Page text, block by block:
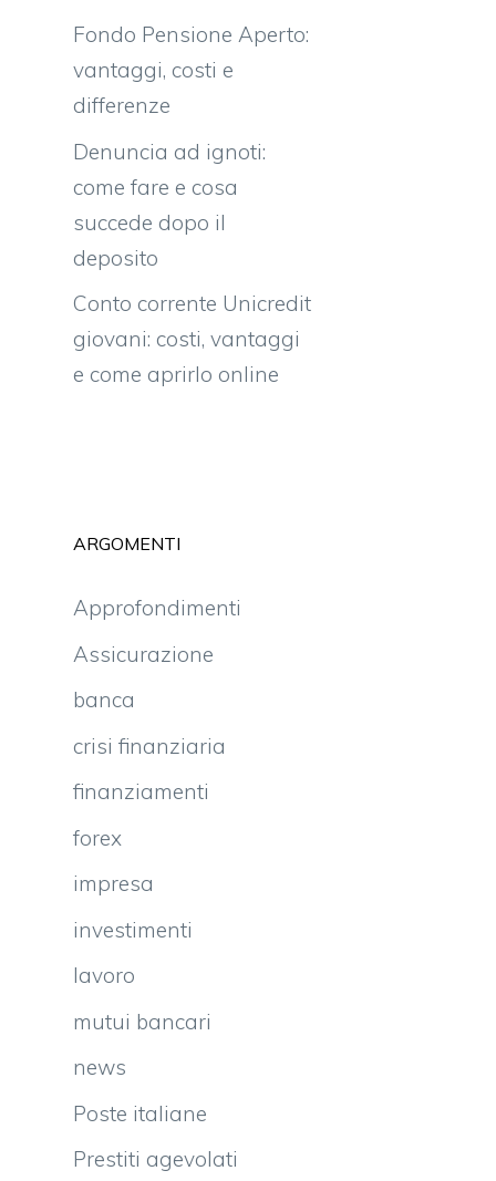
Fondo Pensione Aperto:
vantaggi, costi e
differenze
Denuncia ad ignoti:
come fare e cosa
succede dopo il
deposito
Conto corrente Unicredit
giovani: costi, vantaggi
e come aprirlo online
ARGOMENTI
Approfondimenti
Assicurazione
banca
crisi finanziaria
finanziamenti
forex
impresa
investimenti
lavoro
mutui bancari
news
Poste italiane
Prestiti agevolati